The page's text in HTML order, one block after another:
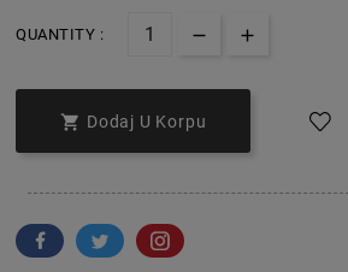
QUANTITY :
 Dodaj U Korpu